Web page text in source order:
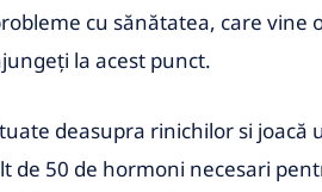
cu sănătatea, care vine
la acest punct.
deasupra rinichilor si joacă
de 50 de hormoni necesari